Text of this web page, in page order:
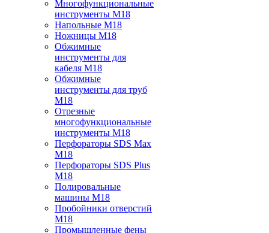
Многофункциональные
инструменты M18
Напольные M18
Ножницы M18
Обжимные
инструменты для
кабеля M18
Обжимные
инструменты для труб
M18
Отрезные
многофункциональные
инструменты M18
Перфораторы SDS Max
M18
Перфораторы SDS Plus
M18
Полировальные
машины M18
Пробойники отверстий
M18
Промышленные фены